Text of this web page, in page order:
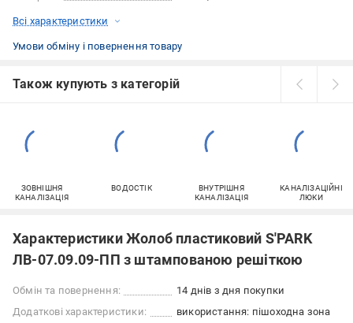
Всі характеристики
Умови обміну і повернення товару
Також купують з категорій
ЗОВНІШНЯ
КАНАЛІЗАЦІЯ
ВОДОСТІК
ВНУТРІШНЯ
КАНАЛІЗАЦІЯ
КАНАЛІЗАЦІЙНІ
ЛЮКИ
Характеристики Жолоб пластиковий S'PARK
ЛВ-07.09.09-ПП з штампованою решіткою
Обмін та повернення:
14 днів з дня покупки
Додаткові характеристики:
використання: пішоходна зона